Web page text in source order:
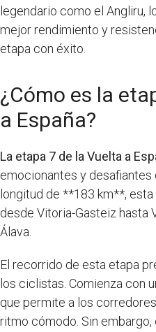
legendario como el Angliru,
mejor rendimiento y
etapa con éxito.
¿Cómo es la
a España?
La etapa 7 de la Vuelta a
emocionantes y desafiantes
longitud de **183 km**,
desde Vitoria-Gasteiz hasta
Álava.
El recorrido de esta etapa
los ciclistas. Comienza con
que permite a los
ritmo cómodo. Sin